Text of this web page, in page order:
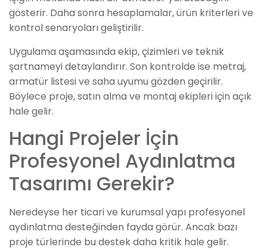
gösterir. Daha sonra hesaplamalar, ürün kriterleri ve
kontrol senaryoları geliştirilir.
Uygulama aşamasında ekip, çizimleri ve teknik
şartnameyi detaylandırır. Son kontrolde ise metraj,
armatür listesi ve saha uyumu gözden geçirilir.
Böylece proje, satın alma ve montaj ekipleri için açık
hale gelir.
Hangi Projeler İçin
Profesyonel Aydınlatma
Tasarımı Gerekir?
Neredeyse her ticari ve kurumsal yapı profesyonel
aydınlatma desteğinden fayda görür. Ancak bazı
proje türlerinde bu destek daha kritik hale gelir.